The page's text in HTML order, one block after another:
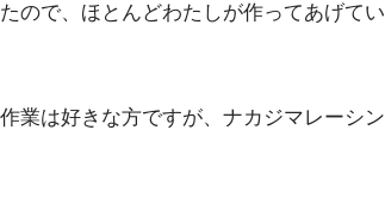
ので、ほとんどわたしが作ってあげてい
業は好きな方ですが、 ナカジマレーシン